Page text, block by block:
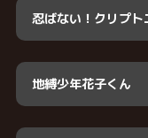
忍ばない！クリプト
地縛少年花子くん